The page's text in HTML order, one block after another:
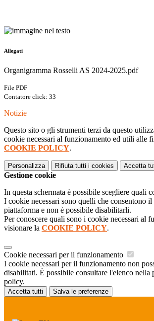
Allegati
Organigramma Rosselli AS 2024-2025.pdf
File PDF
Contatore click: 33
Notizie
Questo sito o gli strumenti terzi da questo
cookie necessari al funzionamento ed utili alle
COOKIE POLICY.
Personalizza Rifiuta tutti i cookies Accetta
Gestione cookie
In questa schermata è possibile scegliere quali
I cookie necessari sono quelli che consentono
piattaforma e non è possibile disabilitarli.
Per conoscere quali sono i cookie necessari al
visionare la COOKIE POLICY.
Cookie necessari per il funzionamento
I cookie necessari per il funzionamento non
disabilitati. È possibile consultare l'elenco nella
policy.
Accetta tutti Salva le preferenze